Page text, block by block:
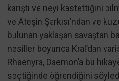
karıştı ve neyi kastettiğini
ve Ateşin Şarkısı’ndan ve
bulunan yaklaşan savaştan
nesiller boyunca Kral’dan
Rhaenyra, Daemon’a bu
seçtiğinde öğrendiğini